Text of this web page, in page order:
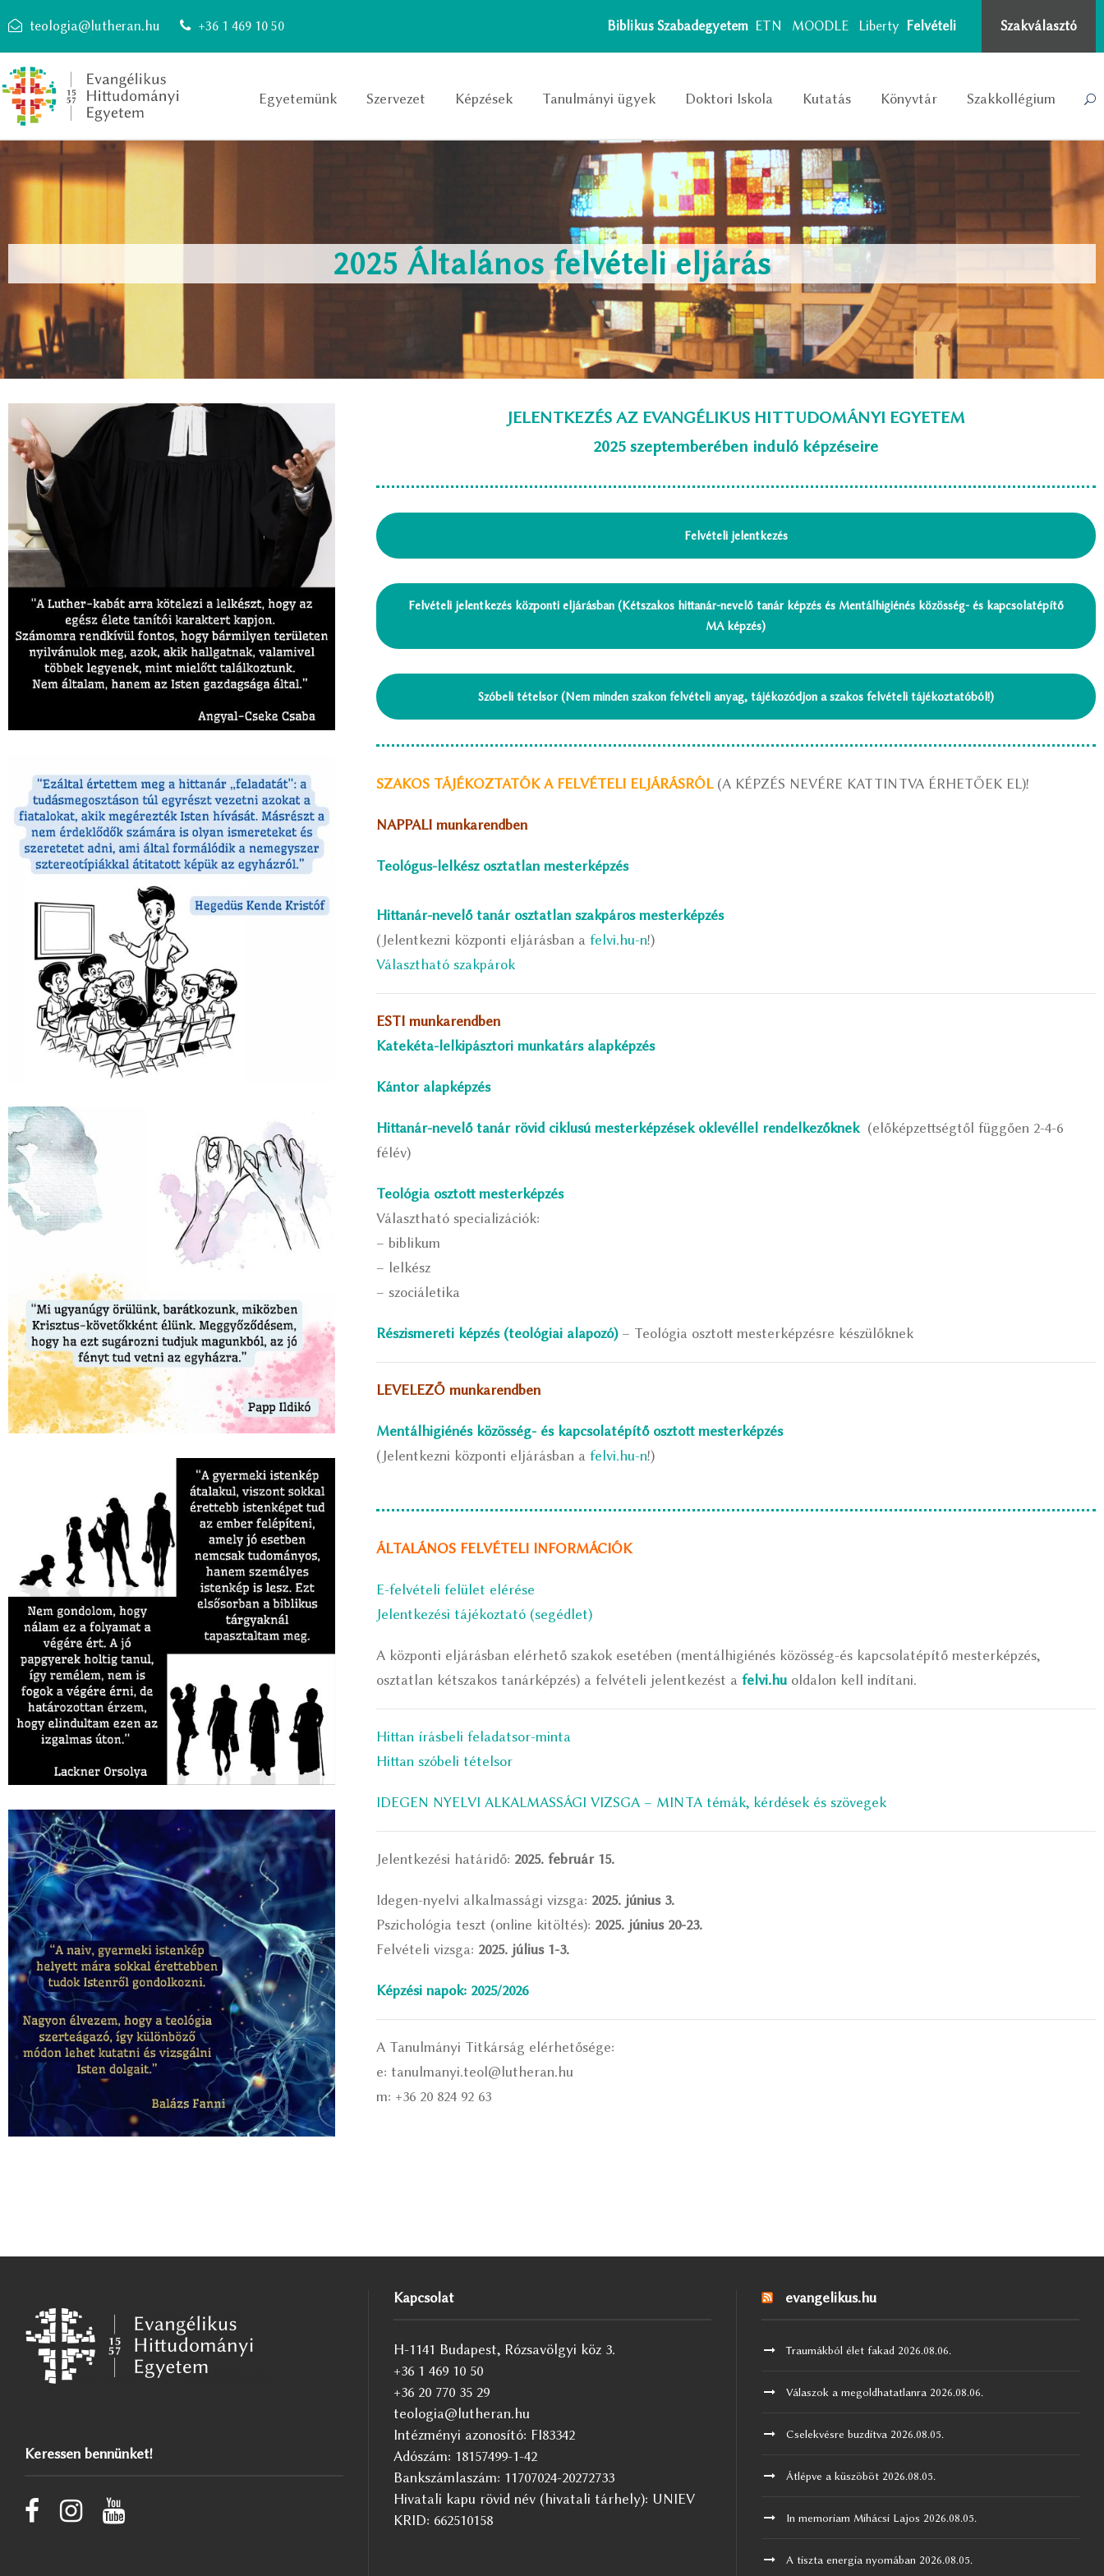
teologia@lutheran.hu +36 1 469 10 50 Biblikus Szabadegyetem ETN MOODLE Liberty Felvételi Szakválasztó
Egyetemünk Szervezet Képzések Tanulmányi ügyek Doktori Iskola Kutatás Könyvtár Szakkollégium
2025 Általános felvételi eljárás
JELENTKEZÉS AZ EVANGÉLIKUS HITTUDOMÁNYI EGYETEM
2025 szeptemberében induló képzéseire
Felvételi jelentkezés
Felvételi jelentkezés központi eljárásban (Kétszakos hittanár-nevelő tanár képzés és Mentálhigiénés közösség- és kapcsolatépítő
MA képzés)
Szóbeli tételsor (Nem minden szakon felvételi anyag, tájékozódjon a szakos felvételi tájékoztatóból!)
SZAKOS TÁJÉKOZTATÓK A FELVÉTELI ELJÁRÁSRÓL(A KÉPZÉS NEVÉRE KATTINTVA ÉRHETŐEK EL)!
NAPPALI munkarendben
Teológus-lelkész osztatlan mesterképzés
Hittanár-nevelő tanár osztatlan szakpáros mesterképzés
(Jelentkezni központi eljárásban a felvi.hu-n!)
Választható szakpárok
ESTI munkarendben
Katekéta-lelkipásztori munkatárs alapképzés
Kántor alapképzés
Hittanár-nevelő tanár rövid ciklusú mesterképzések oklevéllel rendelkezőknek(előképzettségtől függően 2-4-6
félév)
Teológia osztott mesterképzés
Választható specializációk:
– biblikum
– lelkész
– szociáletika
Részismereti képzés (teológiai alapozó)– Teológia osztott mesterképzésre készülőknek
LEVELEZŐ munkarendben
Mentálhigiénés közösség- és kapcsolatépítő osztott mesterképzés
(Jelentkezni központi eljárásban a felvi.hu-n!)
ÁLTALÁNOS FELVÉTELI INFORMÁCIÓK
E-felvételi felület elérése
Jelentkezési tájékoztató (segédlet)
A központi eljárásban elérhető szakok esetében (mentálhigiénés közösség-és kapcsolatépítő mesterképzés,
osztatlan kétszakos tanárképzés) a felvételi jelentkezést a felvi.huoldalon kell indítani.
Hittan írásbeli feladatsor-minta
Hittan szóbeli tételsor
IDEGEN NYELVI ALKALMASSÁGI VIZSGA – MINTA témák, kérdések és szövegek
Jelentkezési határidő: 2025. február 15.
Idegen-nyelvi alkalmassági vizsga: 2025. június 3.
Pszichológia teszt (online kitöltés): 2025. június 20-23.
Felvételi vizsga: 2025. július 1-3.
Képzési napok: 2025/2026
A Tanulmányi Titkárság elérhetősége:
e: tanulmanyi.teol@lutheran.hu
m: +36 20 824 92 63
Keressen bennünket!
Kapcsolat
H-1141 Budapest, Rózsavölgyi köz 3.
+36 1 469 10 50
+36 20 770 35 29
teologia@lutheran.hu
Intézményi azonosító: FI83342
Adószám: 18157499-1-42
Bankszámlaszám: 11707024-20272733
Hivatali kapu rövid név (hivatali tárhely): UNIEV
KRID: 662510158
evangelikus.hu
Traumákból élet fakad 2026.08.06.
Válaszok a megoldhatatlanra 2026.08.06.
Cselekvésre buzdítva 2026.08.05.
Átlépve a küszöböt 2026.08.05.
In memoriam Mihácsi Lajos 2026.08.05.
A tiszta energia nyomában 2026.08.05.